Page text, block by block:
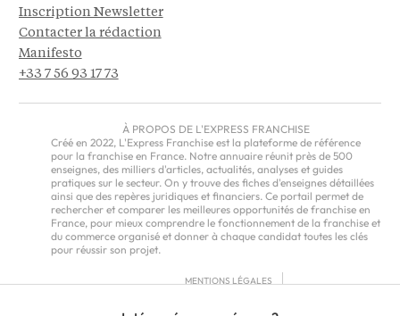
Inscription Newsletter
Contacter la rédaction
Manifesto
+33 7 56 93 17 73
À PROPOS DE L'EXPRESS FRANCHISE
Créé en 2022, L'Express Franchise est la plateforme de référence
pour la franchise en France. Notre annuaire réunit près de 500
enseignes, des milliers d'articles, actualités, analyses et guides
pratiques sur le secteur. On y trouve des fiches d'enseignes détaillées
ainsi que des repères juridiques et financiers. Ce portail permet de
rechercher et comparer les meilleures opportunités de franchise en
France, pour mieux comprendre le fonctionnement de la franchise et
du commerce organisé et donner à chaque candidat toutes les clés
pour réussir son projet.
MENTIONS LÉGALES